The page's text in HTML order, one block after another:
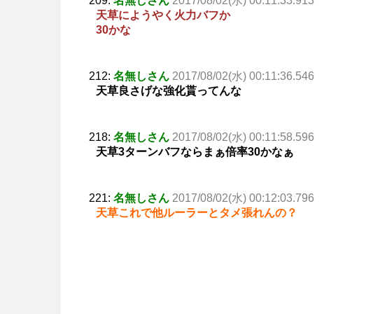
天草にようやく火力バフか
30かな
212: 名無しさん 2017/08/02(水) 00:11:36.546
天草良さげな強化貰ってんな
218: 名無しさん 2017/08/02(水) 00:11:58.596
天草3ターンバフならまぁ倍率30かなぁ
221: 名無しさん 2017/08/02(水) 00:12:03.796
天草これで他ルーラーとタメ張れんの？